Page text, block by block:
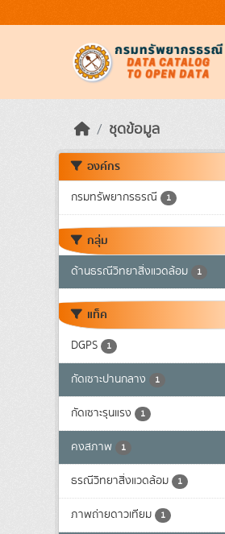
ชุดข้อมูล
องค์กร
กรมทรัพยากรธรณี 1
กลุ่ม
ด้านธรณีวิทยาสิ่งแวดล้อม 1
แท็ค
DGPS 1
กัดเซาะปานกลาง 1
กัดเซาะรุนแรง 1
คงสภาพ 1
ธรณีวิทยาสิ่งแวดล้อม 1
ภาพถ่ายดาวเทียม 1